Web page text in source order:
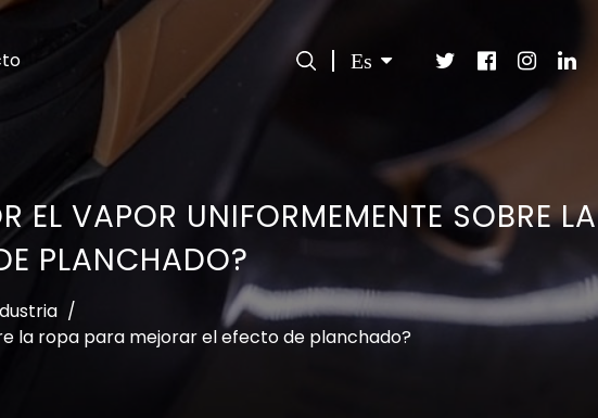
Es
VAPOR UNIFORMEMENTE SOBRE LA
PLANCHADO?
/
la ropa para mejorar el efecto de planchado?